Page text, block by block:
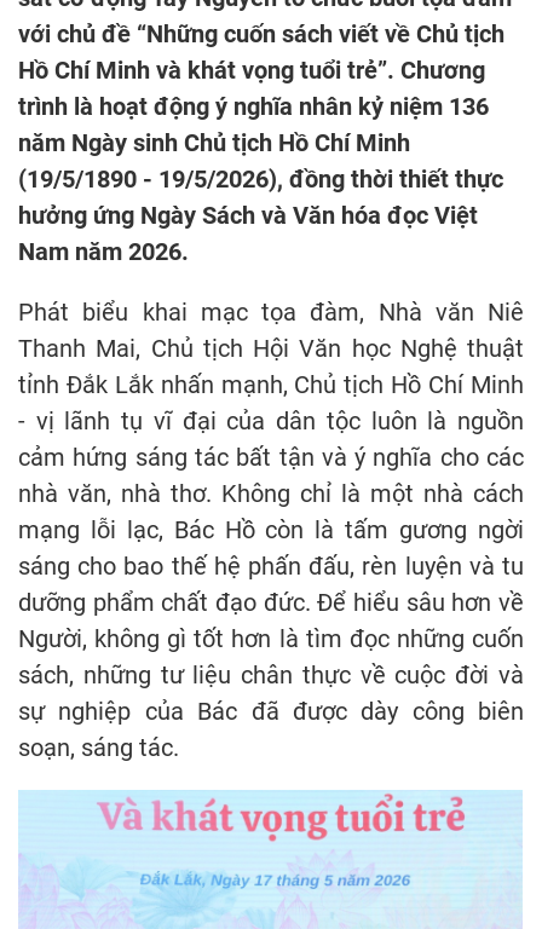
với chủ đề “Những cuốn sách viết về Chủ tịch
Hồ Chí Minh và khát vọng tuổi trẻ”. Chương
trình là hoạt động ý nghĩa nhân kỷ niệm 136
năm Ngày sinh Chủ tịch Hồ Chí Minh
(19/5/1890 - 19/5/2026), đồng thời thiết thực
hưởng ứng Ngày Sách và Văn hóa đọc Việt
Nam năm 2026.
Phát biểu khai mạc tọa đàm, Nhà văn Niê
Thanh Mai, Chủ tịch Hội Văn học Nghệ thuật
tỉnh Đắk Lắk nhấn mạnh, Chủ tịch Hồ Chí Minh
- vị lãnh tụ vĩ đại của dân tộc luôn là nguồn
cảm hứng sáng tác bất tận và ý nghĩa cho các
nhà văn, nhà thơ. Không chỉ là một nhà cách
mạng lỗi lạc, Bác Hồ còn là tấm gương ngời
sáng cho bao thế hệ phấn đấu, rèn luyện và tu
dưỡng phẩm chất đạo đức. Để hiểu sâu hơn về
Người, không gì tốt hơn là tìm đọc những cuốn
sách, những tư liệu chân thực về cuộc đời và
sự nghiệp của Bác đã được dày công biên
soạn, sáng tác.